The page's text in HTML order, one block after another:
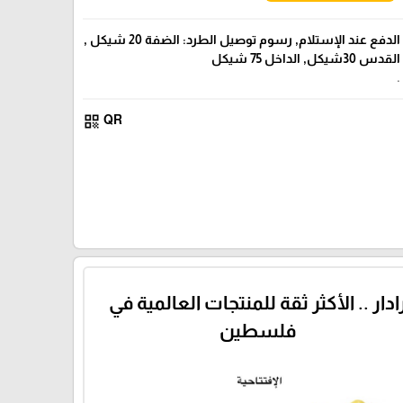
الدفع عند الإستلام, رسوم توصيل الطرد: الضفة 20 شيكل ,
القدس 30شيكل, الداخل 75 شيكل
.
QR
qr_code
.. الأكثر ثقة للمنتجات العالمية في
فلسطين